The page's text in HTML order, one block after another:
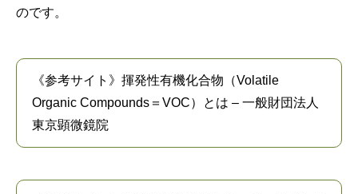
のです。
《参考サイト》揮発性有機化合物（Volatile
Organic Compounds＝VOC）とは – 一般財団法人
東京顕微鏡院